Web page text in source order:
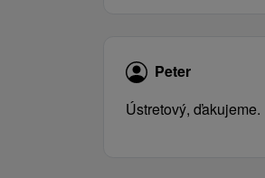
Peter
Ústretový, ďakujeme.